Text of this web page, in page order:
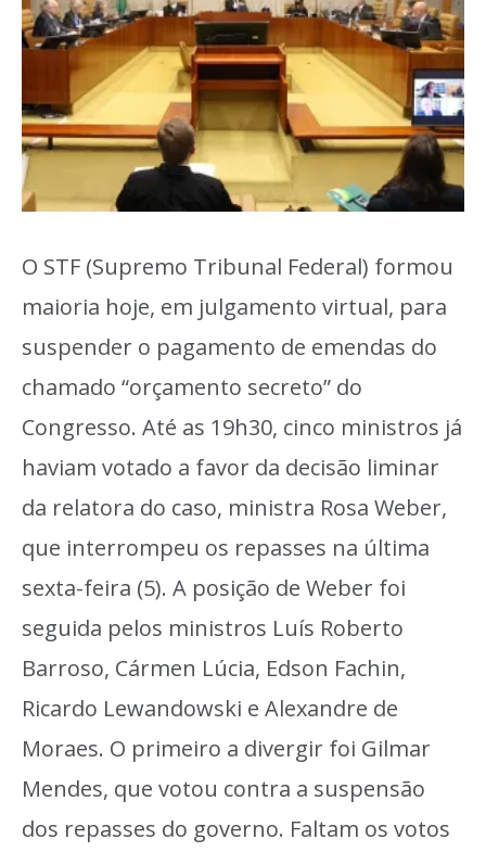
O STF (Supremo Tribunal Federal) formou
maioria hoje, em julgamento virtual, para
suspender o pagamento de emendas do
chamado “orçamento secreto” do
Congresso. Até as 19h30, cinco ministros já
haviam votado a favor da decisão liminar
da relatora do caso, ministra Rosa Weber,
que interrompeu os repasses na última
sexta-feira (5). A posição de Weber foi
seguida pelos ministros Luís Roberto
Barroso, Cármen Lúcia, Edson Fachin,
Ricardo Lewandowski e Alexandre de
Moraes. O primeiro a divergir foi Gilmar
Mendes, que votou contra a suspensão
dos repasses do governo. Faltam os votos